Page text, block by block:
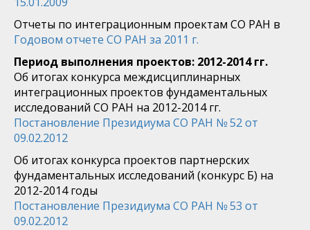
Отчеты по интеграционным проектам СО РАН в
Годовом отчете СО РАН за 2011 г.
Период выполнения проектов: 2012-2014 гг.
Об итогах конкурса междисциплинарных
интеграционных проектов фундаментальных
исследований СО РАН на 2012-2014 гг.
Постановление Президиума СО РАН № 52 от
09.02.2012
Об итогах конкурса проектов партнерских
фундаментальных исследований (конкурс Б) на
2012-2014 годы
Постановление Президиума СО РАН № 53 от
09.02.2012